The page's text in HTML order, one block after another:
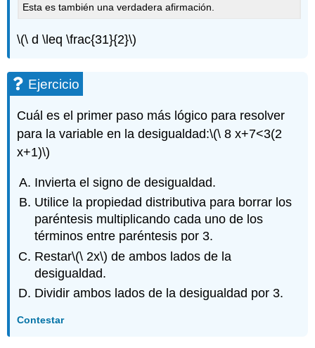
Esta es también una verdadera afirmación.
\(\ d \leq \frac{31}{2}\)
Ejercicio
Cuál es el primer paso más lógico para resolver
para la variable en la desigualdad:\(\ 8 x+7<3(2
x+1)\)
Invierta el signo de desigualdad.
Utilice la propiedad distributiva para borrar los
paréntesis multiplicando cada uno de los
términos entre paréntesis por 3.
Restar\(\ 2x\) de ambos lados de la
desigualdad.
Dividir ambos lados de la desigualdad por 3.
Contestar